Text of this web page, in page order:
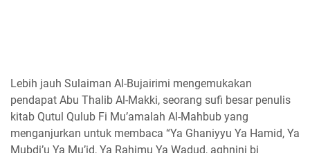
Lebih jauh Sulaiman Al-Bujairimi mengemukakan
pendapat Abu Thalib Al-Makki, seorang sufi besar penulis
kitab Qutul Qulub Fi Mu’amalah Al-Mahbub yang
menganjurkan untuk membaca “Ya Ghaniyyu Ya Hamid, Ya
Mubdi’u Ya Mu’id, Ya Rahimu Ya Wadud, aghnini bi